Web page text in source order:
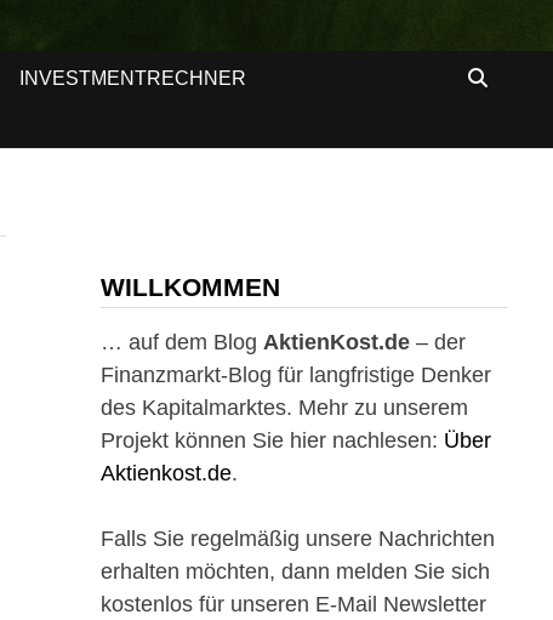
INVESTMENTRECHNER
WILLKOMMEN
… auf dem Blog AktienKost.de– der
Finanzmarkt-Blog für langfristige Denker
des Kapitalmarktes. Mehr zu unserem
Projekt können Sie hier nachlesen: Über
Aktienkost.de.
Falls Sie regelmäßig unsere Nachrichten
erhalten möchten, dann melden Sie sich
kostenlos für unseren E-Mail Newsletter